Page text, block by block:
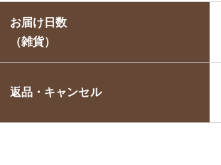
お届け日数
（雑貨）
返品・キャンセル